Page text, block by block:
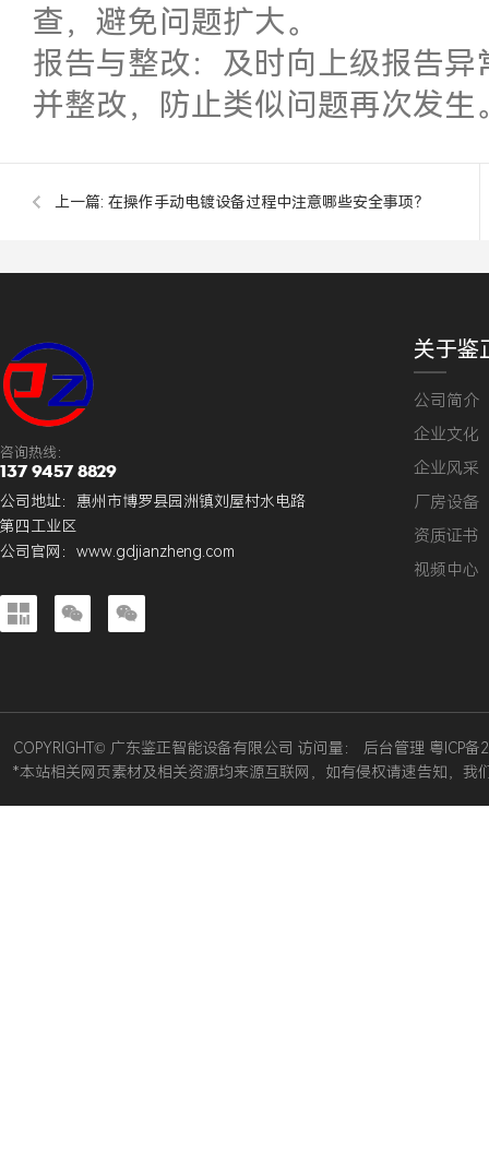
查，避免问题扩大。
报告与整改：及时向上级报告
并整改，防止类似问题再次发生
上一篇: 在操作手动电镀设备过程中注意哪些安全事项？
咨询热线：
137 9457 8829
公司地址：惠州市博罗县园洲镇刘屋村水电路
第四工业区
公司官网： www.gdjianzheng.com
  
关于鉴
公司简介
企业文化
企业风采
厂房设备
资质证书
视频中心
COPYRIGHT© 广东鉴正智能设备有限公司 访问量： 后台管理 粤ICP备
*本站相关网页素材及相关资源均来源互联网，如有侵权请速告知，我